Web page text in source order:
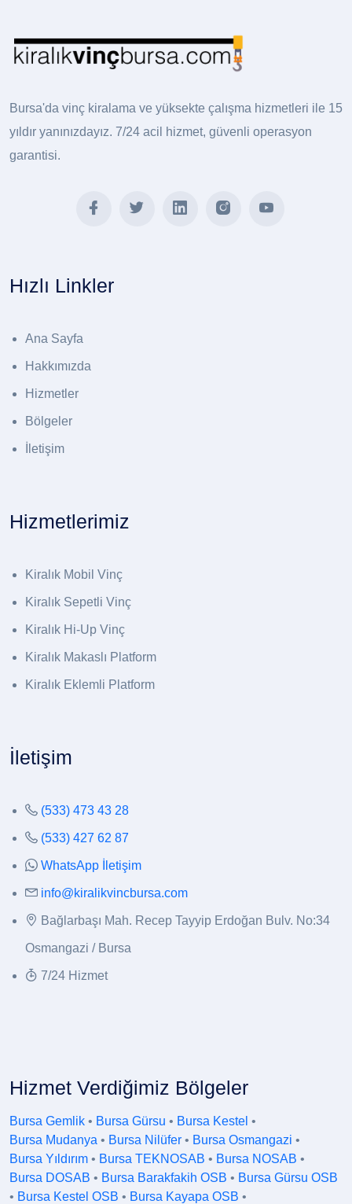
Bursa'da vinç kiralama ve yüksekte çalışma hizmetleri ile 15
yıldır yanınızdayız. 7/24 acil hizmet, güvenli operasyon
garantisi.
Hızlı Linkler
Ana Sayfa
Hakkımızda
Hizmetler
Bölgeler
İletişim
Hizmetlerimiz
Kiralık Mobil Vinç
Kiralık Sepetli Vinç
Kiralık Hi-Up Vinç
Kiralık Makaslı Platform
Kiralık Eklemli Platform
İletişim
(533) 473 43 28
(533) 427 62 87
WhatsApp İletişim
info@kiralikvincbursa.com
Bağlarbaşı Mah. Recep Tayyip Erdoğan Bulv. No:34
Osmangazi / Bursa
7/24 Hizmet
Hizmet Verdiğimiz Bölgeler
Bursa Gemlik • Bursa Gürsu • Bursa Kestel •
Bursa Mudanya • Bursa Nilüfer • Bursa Osmangazi •
Bursa Yıldırım • Bursa TEKNOSAB • Bursa NOSAB •
Bursa DOSAB • Bursa Barakfakih OSB • Bursa Gürsu OSB
• Bursa Kestel OSB • Bursa Kayapa OSB •